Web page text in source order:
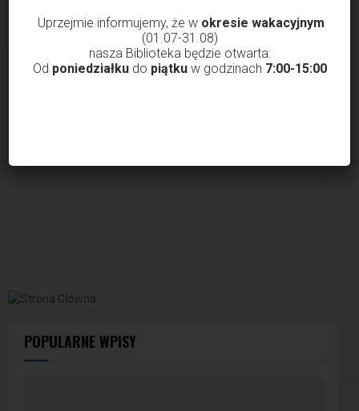
ZAŁADUJ WIĘCEJ WPISÓW
POPULARNE WPISY
Uprzejmie informujemy, że w okresie wakacyjnym
(01.07-31.08)
nasza Biblioteka będzie otwarta:
Od poniedziałkudo piątkuw godzinach 7:00-15:00